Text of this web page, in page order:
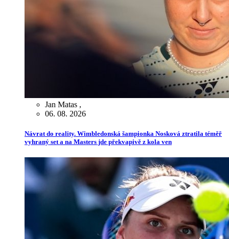
Jan Matas ,
06. 08. 2026
Návrat do reality. Wimbledonská šampionka Nosková ztratila téměř
vyhraný set a na Masters jde překvapivě z kola ven